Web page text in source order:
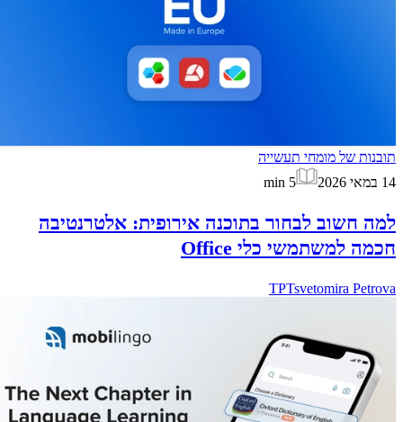
תובנות של מומחי תעשייה
14 במאי 2026
5
min
למה חשוב לבחור בתוכנה אירופית: אלטרנטיבה
חכמה למשתמשי כלי Office
TPTsvetomira Petrova